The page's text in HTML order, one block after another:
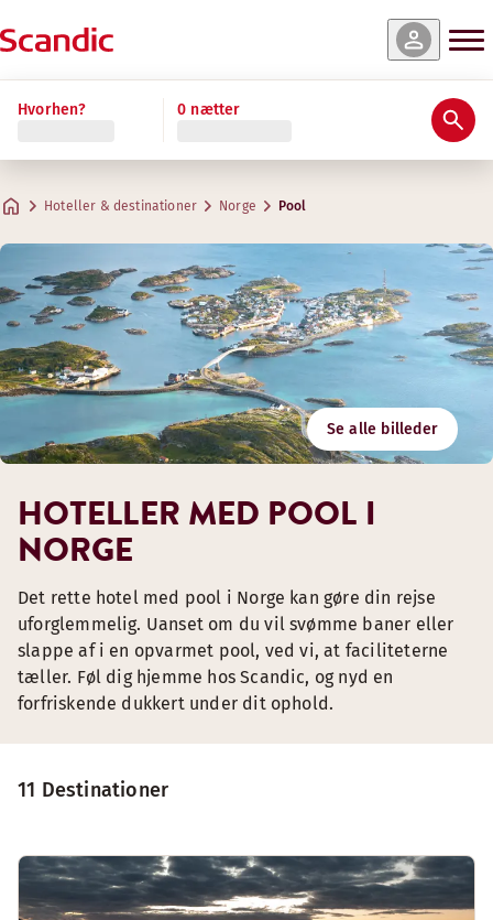
Hvorhen? 0 nætter
Hoteller & destinationer Norge Pool
Se alle billeder
11 Destinationer
HOTELLER MED POOL I
NORGE
Det rette hotel med pool i Norge kan gøre din rejse
uforglemmelig. Uanset om du vil svømme baner eller
slappe af i en opvarmet pool, ved vi, at faciliteterne
tæller. Føl dig hjemme hos Scandic, og nyd en
forfriskende dukkert under dit ophold.